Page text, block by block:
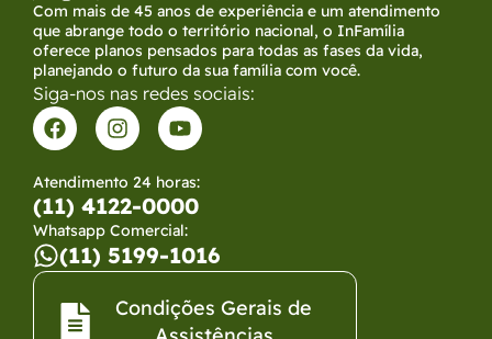
Com mais de 45 anos de experiência e um atendimento
que abrange todo o território nacional, o InFamília
oferece planos pensados para todas as fases da vida,
planejando o futuro da sua família com você.
Siga-nos nas redes sociais:
Atendimento 24 horas:
(11) 4122-0000
Whatsapp Comercial:
(11) 5199-1016
Condições Gerais de